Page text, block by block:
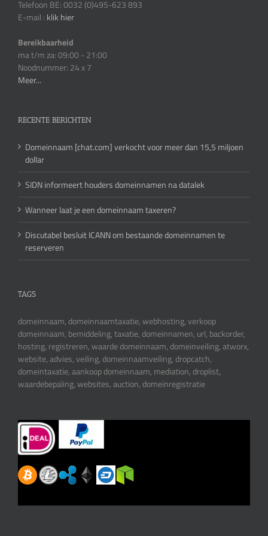
Telefoon BE: 0032 (0)495-623 893
E-mail : klik hier
Bereikbaarheid
ma t/m za: 09:00 - 21:00
Noodnummer: 24 x 7
Meer...
RECENTE BERICHTEN
Domeinnaam [chat.com] verkocht voor meer dan 15,5 miljoen
dollar
SIDN informeert houders domeinnamen na datalek
Wanneer laat je een domeinnaam taxeren?
Discutabel besluit ICANN om bestaande domeinnamen te
reserveren
TAGS
domeinnaam, domeinnaamtaxatie, webhosting, verkoop
domeinnaam, bemiddeling, taxatie, domeinnamen, url, backorder,
hosting, registreren, waarde domeinnaam, domeinveiling, atworx,
website, advies, veiling, domeinnaamveiling, dropcatch,
domeintaxatie, aankoop domeinnaam, mediation, droplist,
waardebepaling, websites, auction, domeinregistratie